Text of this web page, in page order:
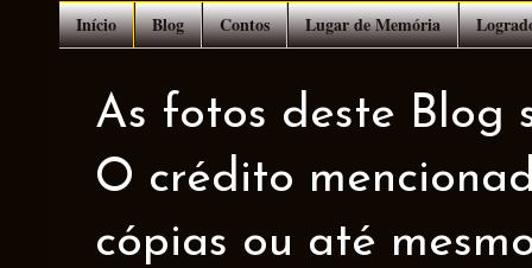
Início Blog Contos Lugar de Memória
As fotos deste Blog
O crédito
cópias ou até